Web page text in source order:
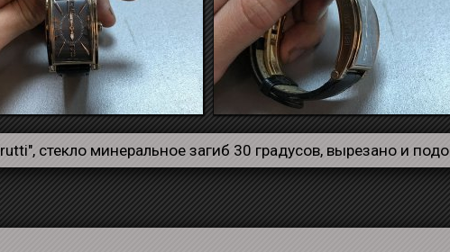
стекло минеральное загиб 30 градусов, вырезано и